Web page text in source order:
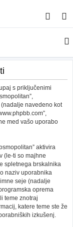
s
a
j
s priključenimi
(nadalje navedeno kot
med vašo uporabo
aktivira
(le-ti so majhne
spletnega brskalnika
naziv uporabnika
seje (nadalje
oprema
teme znotraj
katere teme ste že
izkušenj.